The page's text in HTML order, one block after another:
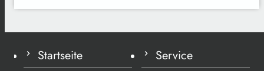
Startseite Service